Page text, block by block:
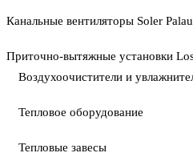
Канальные вентиляторы Soler Palau
Приточно-вытяжные установки
Воздухоочистители и
Тепловое оборудование
Тепловые завесы